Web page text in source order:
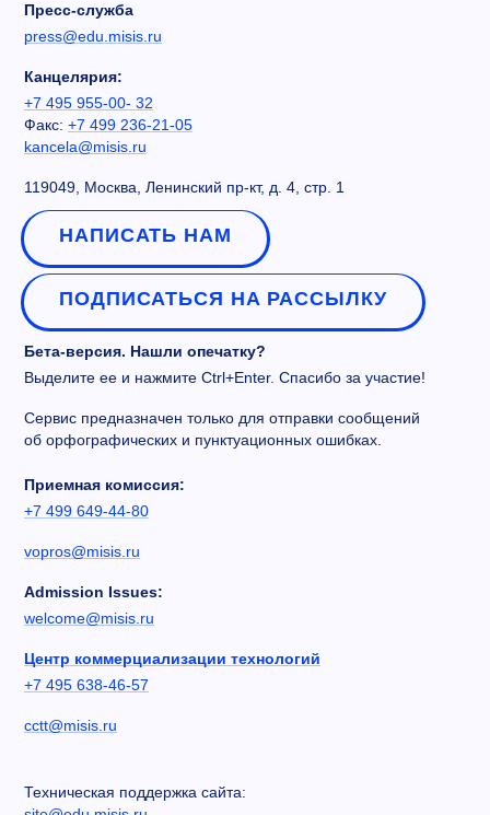
Пресс-служба
press@edu.misis.ru
Канцелярия:
+7 495 955-00- 32
Факс: +7 499 236-21-05
kancela@misis.ru
119049, Москва, Ленинский пр-кт, д. 4, стр. 1
НАПИСАТЬ НАМ
ПОДПИСАТЬСЯ НА РАССЫЛКУ
Бета-версия. Нашли опечатку?
Выделите ее и нажмите Ctrl+Enter. Спасибо за участие!
Сервис предназначен только для отправки сообщений
об орфографических и пунктуационных ошибках.
Приемная комиссия:
+7 499 649-44-80
vopros@misis.ru
Admission Issues:
welcome@misis.ru
Центр коммерциализации технологий
+7 495 638-46-57
cctt@misis.ru
Техническая поддержка сайта: